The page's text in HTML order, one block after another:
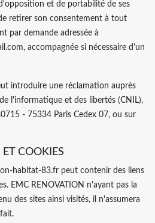
et de portabilité de ses
retirer son consentement à tout
par demande adressée à
accompagnée si nécessaire d'un
introduire une réclamation auprès
l'informatique et des libertés (CNIL),
- 75334 Paris Cedex 07, ou sur
ET COOKIES
habitat-83.fr peut contenir des liens
EMC RENOVATION n'ayant pas la
des sites ainsi visités, il n'assumera